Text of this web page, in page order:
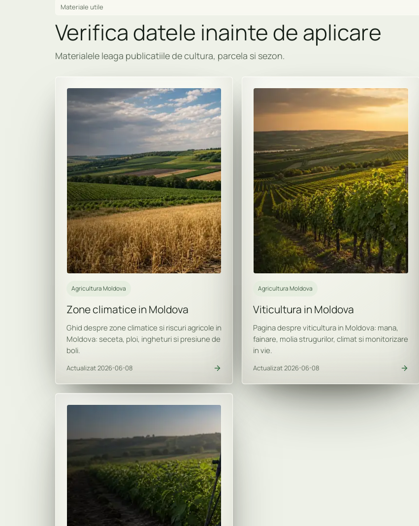
Materiale utile
Verifica datele inainte de aplicare
Materialele leaga publicatiile de cultura, parcela si sezon.
Agricultura Moldova
Zone climatice in Moldova
Ghid despre zone climatice si riscuri agricole in
Moldova: seceta, ploi, ingheturi si presiune de
boli.
Actualizat 2026-06-08
Agricultura Moldova
Viticultura in Moldova
Pagina despre viticultura in Moldova: mana,
fainare, molia strugurilor, climat si monitorizare
in vie.
Actualizat 2026-06-08